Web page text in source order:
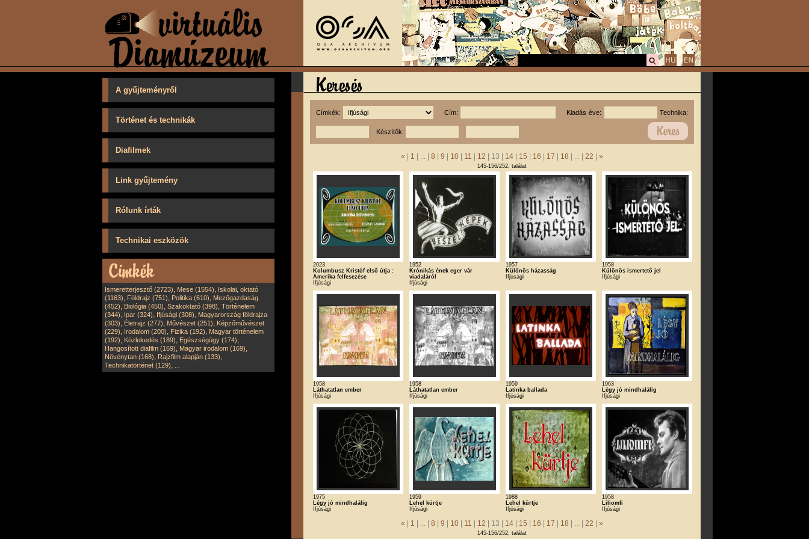
A gyűjteményről
Történet és technikák
Diafilmek
Link gyűjtemény
Rólunk írták
Technikai eszközök
Ismeretterjesztő (2723), Mese (1554), Iskolai, oktató
(1163), Földrajz (751), Politika (610), Mezőgazdaság
(452), Biológia (450), Szakoktató (398), Történelem
(344), Ipar (324), Ifjúsági (308), Magyarország földrajza
(303), Életrajz (277), Művészet (251), Képzőművészet
(229), Irodalom (200), Fizika (192), Magyar történelem
(192), Közlekedés (189), Egészségügy (174),
Hangosított diafilm (169), Magyar irodalom (169),
Növénytan (168), Rajzfilm alapján (133),
Technikatörténet (129),
Címkék: Cím: Kiadás éve: Technika:
Készítők:
« | 1 | ... | 8 | 9 | 10 | 11 | 12 | 13 | 14 | 15 | 16 | 17 | 18 | ... | 22 | »
145-156/252. találat
2023
Kolumbusz Kristóf első útja :
Amerika felfesezése
Ifjúsági
1952
Krónikás ének eger vár
viadaláról
Ifjúsági
1957
Különös házasság
Ifjúsági
1958
Különös ismertető jel
Ifjúsági
1958
Láthatatlan ember
Ifjúsági
1958
Láthatatlan ember
Ifjúsági
1959
Latinka ballada
Ifjúsági
1963
Légy jó mindhalálig
Ifjúsági
1975
Légy jó mindhalálig
Ifjúsági
1959
Lehel kürtje
Ifjúsági
1988
Lehel kürtje
Ifjúsági
1958
Liliomfi
Ifjúsági
« | 1 | ... | 8 | 9 | 10 | 11 | 12 | 13 | 14 | 15 | 16 | 17 | 18 | ... | 22 | »
145-156/252. találat